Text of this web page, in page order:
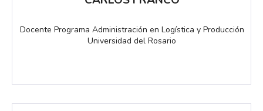
Docente Programa Administración en Logística y Producción
Universidad del Rosario